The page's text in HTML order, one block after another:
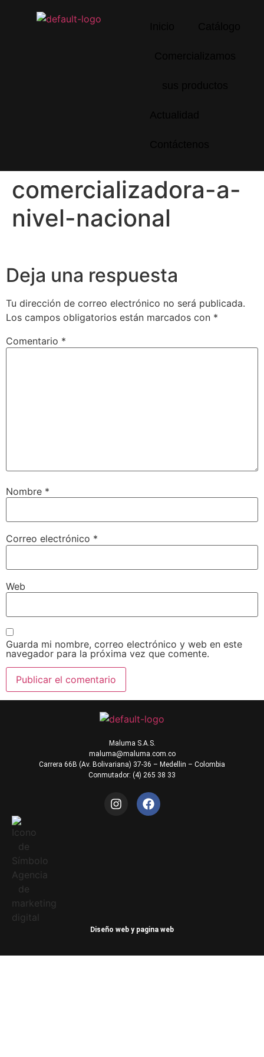
comercializadora-a-
nivel-nacional
Deja una respuesta
Tu dirección de correo electrónico no será publicada.
Los campos obligatorios están marcados con *
Comentario *
Nombre *
Correo electrónico *
Web
Guarda mi nombre, correo electrónico y web en este
navegador para la próxima vez que comente.
Maluma S.A.S.
maluma@maluma.com.co
Carrera 66B (Av. Bolivariana) 37-36 – Medellin – Colombia
Conmutador: (4) 265 38 33
Diseño web y pagina web